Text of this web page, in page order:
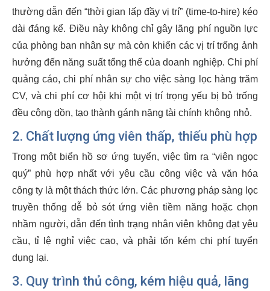
thường dẫn đến “thời gian lấp đầy vị trí” (time-to-hire) kéo
dài đáng kể. Điều này không chỉ gây lãng phí nguồn lực
của phòng ban nhân sự mà còn khiến các vị trí trống ảnh
hưởng đến năng suất tổng thể của doanh nghiệp. Chi phí
quảng cáo, chi phí nhân sự cho việc sàng lọc hàng trăm
CV, và chi phí cơ hội khi một vị trí trọng yếu bị bỏ trống
đều cộng dồn, tạo thành gánh nặng tài chính không nhỏ.
2. Chất lượng ứng viên thấp, thiếu phù hợp
Trong một biển hồ sơ ứng tuyển, việc tìm ra “viên ngọc
quý” phù hợp nhất với yêu cầu công việc và văn hóa
công ty là một thách thức lớn. Các phương pháp sàng lọc
truyền thống dễ bỏ sót ứng viên tiềm năng hoặc chọn
nhầm người, dẫn đến tình trạng nhân viên không đạt yêu
cầu, tỉ lệ nghỉ việc cao, và phải tốn kém chi phí tuyển
dụng lại.
3. Quy trình thủ công, kém hiệu quả, lãng